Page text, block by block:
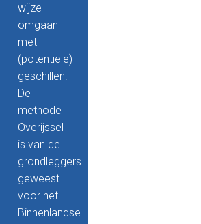
wijze
omgaan
met
(potentiële)
geschillen.
De
methode
Overijssel
is van de
grondleggers
geweest
voor het
Binnenlandse